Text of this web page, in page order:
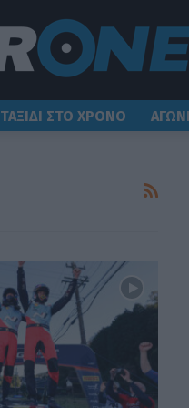
ΤΑΞΙΔΙ ΣΤΟ ΧΡΟΝΟ